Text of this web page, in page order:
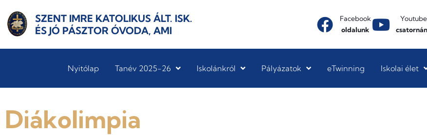
SZENT IMRE KATOLIKUS ÁLT. ISK.
ÉS JÓ PÁSZTOR ÓVODA, AMI
Facebook
oldalunk
Youtube
Nyitólap Tanév 2025-26 Iskolánkról Pályázatok eTwinning Iskolai élet
Diákolimpia